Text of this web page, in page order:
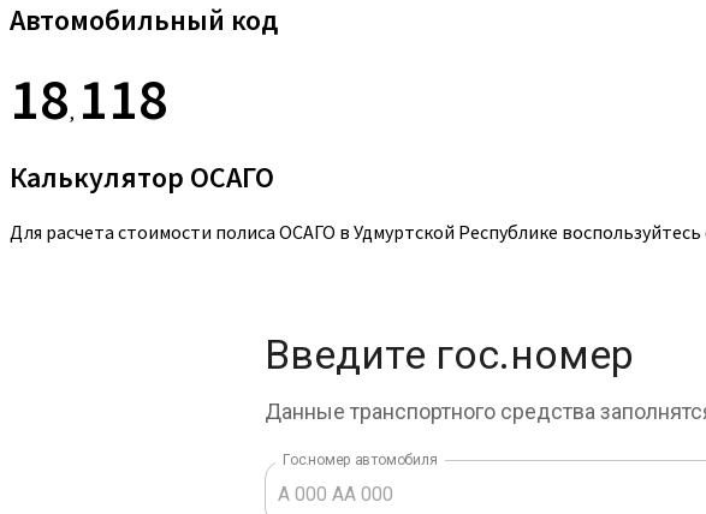
Автомобильный код
18, 118
Калькулятор ОСАГО
Для расчета стоимости полиса ОСАГО в Удмуртской Республике